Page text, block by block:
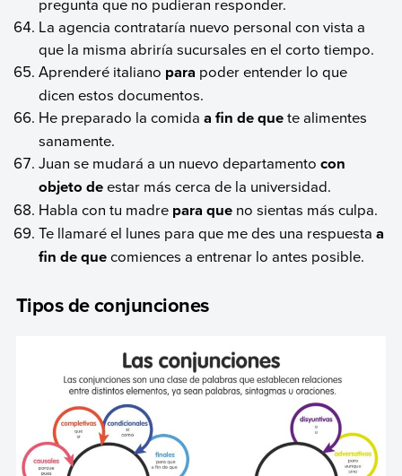
La agencia contrataría nuevo personal con vista a
que la misma abriría sucursales en el corto tiempo.
Aprenderé italiano para poder entender lo que
dicen estos documentos.
He preparado la comidaa fin de quete alimentes
sanamente.
Juan se mudará a un nuevo departamentocon
objeto deestar más cerca de la universidad.
Habla con tu madre para que no sientas más culpa.
Te llamaré el lunes para que me des una respuestaa
fin de quecomiences a entrenar lo antes posible.
Tipos de conjunciones